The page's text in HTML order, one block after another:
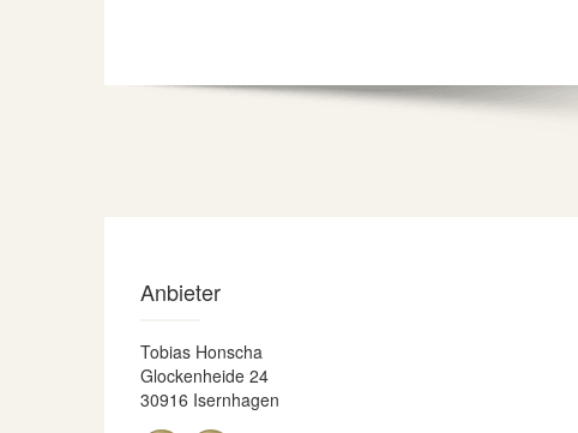
Anbieter
Tobias Honscha
Glockenheide 24
30916 Isernhagen